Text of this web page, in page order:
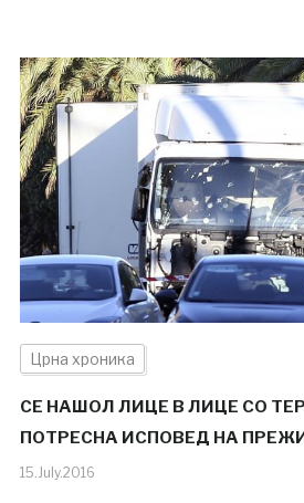
Црна хроника
СЕ НАШОЛ ЛИЦЕ В ЛИЦЕ СО
ПОТРЕСНА ИСПОВЕД НА
15.July.2016